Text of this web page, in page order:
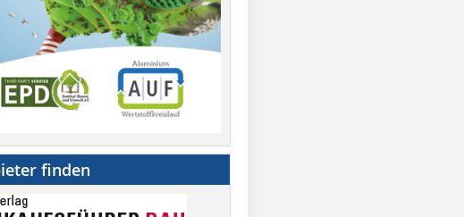
finden